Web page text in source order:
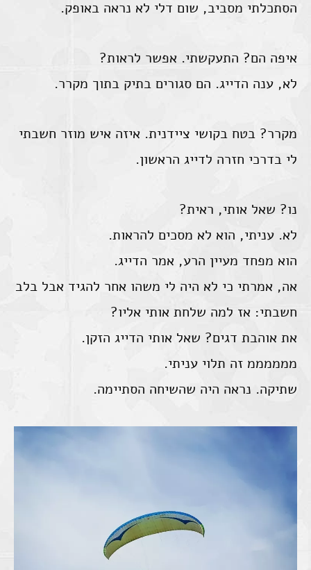
הסתכלתי מסביב, שום דלי לא נראה באופק.
איפה הם? התעקשתי. אפשר לראות?
לא, ענה הדייג. הם סגורים בתיק בתוך מקרר.
מקרר? בטח בקושי ציידנית. איזה איש מוזר חשבתי
לי בדרכי חזרה לדייג הראשון.
נו? שאל אותי, ראית?
לא. עניתי, הוא לא מסכים להראות.
הוא מפחד מעיין הרע, אמר הדייג.
אה, אמרתי כי לא היה לי משהו אחר להגיד אבל בלב
חשבתי: אז למה שלחת אותי אליו?
את אוהבת דגים? שאל אותי הדייג הזקן.
ממממממ זה תלוי עניתי.
שתיקה. נראה היה שהשיחה הסתיימה.